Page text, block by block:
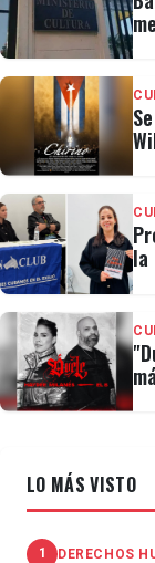
la
LO MÁS VISTO
1 DERECHOS